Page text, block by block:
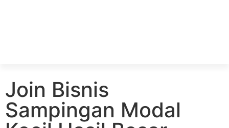
Join Bisnis
Sampingan Modal